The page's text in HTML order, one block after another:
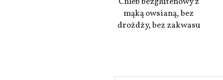
mąką owsianą, bez
drożdży, bez zakwasu